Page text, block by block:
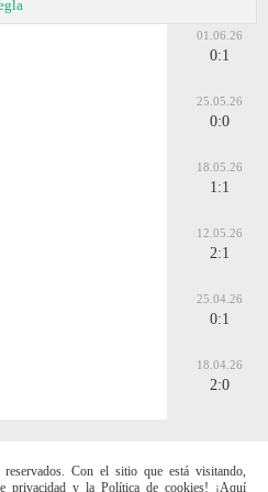
01.06.26
0:1
25.05.26
0:0
18.05.26
1:1
12.05.26
2:1
25.04.26
0:1
18.04.26
2:0
Con el sitio que está visitando,
privacidad y la Política de cookies! ¡Aquí